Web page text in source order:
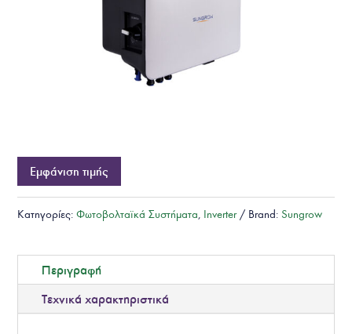
Εμφάνιση τιμής
Κατηγορίες:Φωτοβολταϊκά Συστήματα, Inverter Brand: Sungrow
Περιγραφή
Τεχνικά χαρακτηριστικά